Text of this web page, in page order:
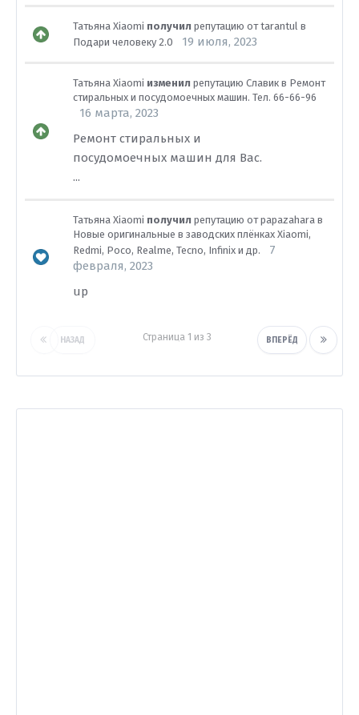
Татьяна Xiaomi получил репутацию отtarantul в
Подари человеку 2.0
19 июля, 2023
Татьяна Xiaomi изменил репутацию Славик в Ремонт
стиральных и посудомоечных машин. Тел. 66-66-96
16 марта, 2023
Ремонт стиральных и
посудомоечных машин для Вас.
...
Татьяна Xiaomi получил репутацию отpapazahara в
Новые оригинальные в заводских плёнках Xiaomi,
Redmi, Poco, Realme, Tecno, Infinix и др.
7
февраля, 2023
up
НАЗАД ВПЕРЁД
Страница 1 из 3